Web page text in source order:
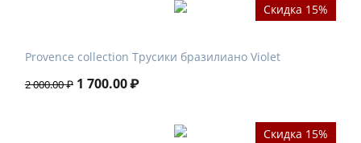
Скидка 15%
Provence collection Трусики бразилиано Violet
2 000.00₽ 1 700.00₽
Скидка 15%